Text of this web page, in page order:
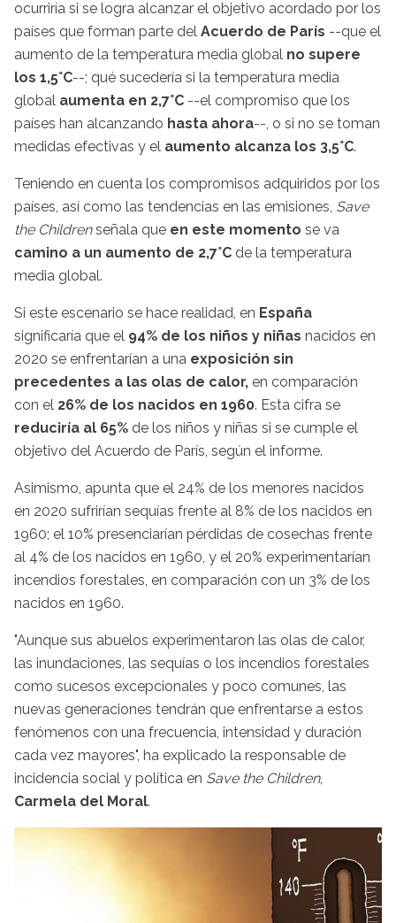
ocurriría si se logra alcanzar el objetivo acordado por los
países que forman parte del Acuerdo de París --que el
aumento de la temperatura media global no supere
los 1,5°C--; qué sucedería si la temperatura media
global aumenta en 2,7°C --el compromiso que los
países han alcanzando hasta ahora--, o si no se toman
medidas efectivas y el aumento alcanza los 3,5°C.
Teniendo en cuenta los compromisos adquiridos por los
países, así como las tendencias en las emisiones, Save
the Childrenseñala que en este momento se va
camino a un aumento de 2,7°C de la temperatura
media global.
Si este escenario se hace realidad, en España
significaría que el 94% de los niños y niñas nacidos en
2020 se enfrentarían a una exposición sin
precedentes a las olas de calor, en comparación
con el 26% de los nacidos en 1960. Esta cifra se
reduciría al 65% de los niños y niñas si se cumple el
objetivo del Acuerdo de París, según el informe.
Asimismo, apunta que el 24% de los menores nacidos
en 2020 sufrirían sequías frente al 8% de los nacidos en
1960; el 10% presenciarían pérdidas de cosechas frente
al 4% de los nacidos en 1960, y el 20% experimentarían
incendios forestales, en comparación con un 3% de los
nacidos en 1960.
"Aunque sus abuelos experimentaron las olas de calor,
las inundaciones, las sequías o los incendios forestales
como sucesos excepcionales y poco comunes, las
nuevas generaciones tendrán que enfrentarse a estos
fenómenos con una frecuencia, intensidad y duración
cada vez mayores", ha explicado la responsable de
incidencia social y política en Save the Children,
Carmela del Moral.